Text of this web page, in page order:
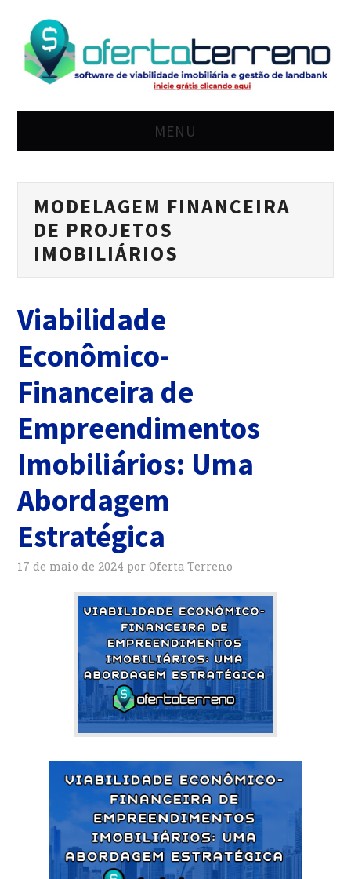
MENU
SOLUÇÃO
PREÇO
LOGIN
MODELAGEM FINANCEIRA
DE PROJETOS
IMOBILIÁRIOS
Viabilidade
Econômico-
Financeira de
Empreendimentos
Imobiliários: Uma
Abordagem
Estratégica
17 de maio de 2024 porOferta Terreno